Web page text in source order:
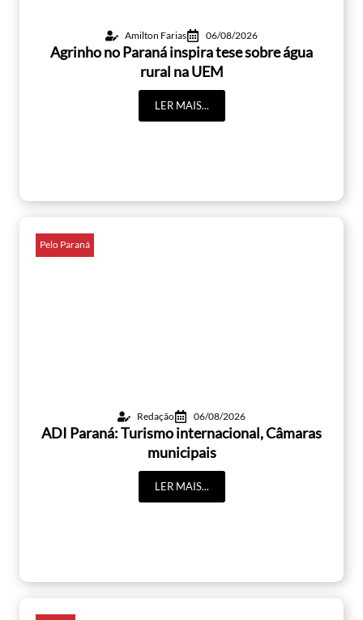
Amilton Farias 06/08/2026
Agrinho no Paraná inspira tese sobre água
rural na UEM
LER MAIS...
Pelo Paraná
Redação 06/08/2026
ADI Paraná: Turismo internacional, Câmaras
municipais
LER MAIS...